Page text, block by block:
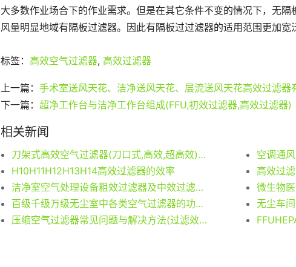
大多数作业场合下的作业需求。但是在其它条件不变的情况下，无
风量明显地域有隔板过滤器。因此有隔板过过滤器的适用范围更加宽
标签： 高效空气过滤器, 高效过滤器
上一篇： 手术室送风天花、洁净送风天花、层流送风天花高效过滤器
下一篇： 超净工作台与洁净工作台组成(FFU,初效过滤器,高效过滤器)
相关新闻
刀架式高效空气过滤器(刀口式,高效,超高效)使用寿命
H10H11H12H13H14高效过滤器的效率
高效过
洁净室空气处理设备粗效过滤器及中效过滤器如何选择
百级千级万级无尘室中各类空气过滤器的功能及作用
压缩空气过滤器常见问题与解决方法(过滤效果)